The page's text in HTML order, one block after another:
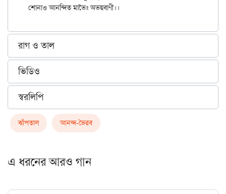
রাগ ও তাল
ভিডিও
স্বরলিপি
ঝাঁপতাল আনন্দ-ভৈরব
এ ধরনের আরও গান